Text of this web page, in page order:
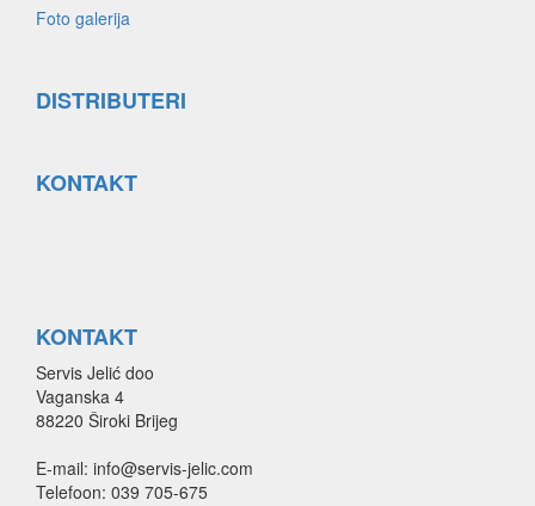
Foto galerija
DISTRIBUTERI
KONTAKT
KONTAKT
Servis Jelić doo
Vaganska 4
88220 Široki Brijeg
E-mail: info@servis-jelic.com
Telefoon: 039 705-675